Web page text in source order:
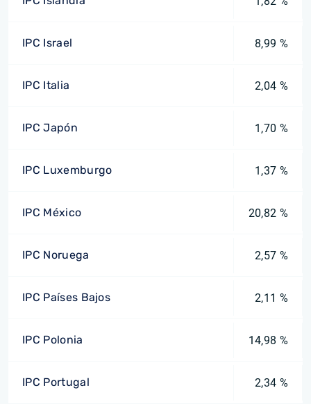
IPC Israel 8,99 %
IPC Italia 2,04 %
IPC Japón 1,70 %
IPC Luxemburgo 1,37 %
IPC México 20,82 %
IPC Noruega 2,57 %
IPC Países Bajos 2,11 %
IPC Polonia 14,98 %
IPC Portugal 2,34 %